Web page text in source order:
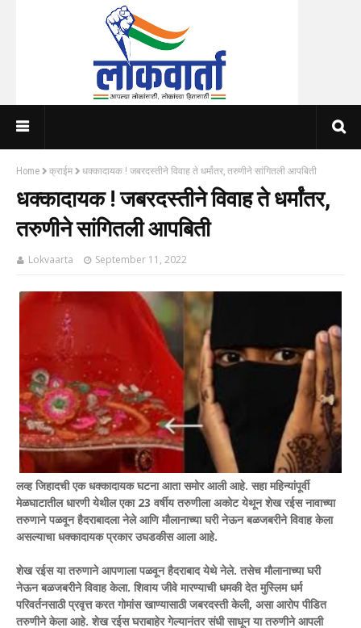
Home क्राईम धक्कादायक ! जबरदस्तीने विवाह ते धर्मांतर, तरुणीने सांगितली आपबिती
धक्कादायक ! जबरदस्तीने विवाह ते धर्मांतर,
तरुणीने सांगितली आपबिती
Lokvaarta September 11, 2022
लव्ह जिहादची एक धक्कादायक घटना आता समोर आली आहे. सहा महिन्यांपूर्वी
मेळघाटातील धारणी येथील एका 23 वर्षीय तरुणीला अकोट येथून शेख रईस नावाच्या
तरुणाने पळवून हैदराबादला नेले आणि मौलानाच्या घरी नेऊन बळजबरीने विवाह केला
असल्याचा धक्कादायक प्रकार उघडकीस आला आहे.
शेख रईस या तरुणाने आपणाला पळवून हैदराबाद येथे नेले. तसेच मौलानाच्या घरी
नेऊन बळजबरीने विवाह केला. शिवाय जीवे मारण्याची धमकी देत मुस्लिम धर्म
परिवर्तनसाठी प्रवृत्त करत गोमांस खाण्यासाठी जबरदस्ती केली, असा आरोप पीडित
तरुणीने केला आहे. शेख रईस घराबाहेर गेल्यानंतर संधी साधून या तरुणीने आपली